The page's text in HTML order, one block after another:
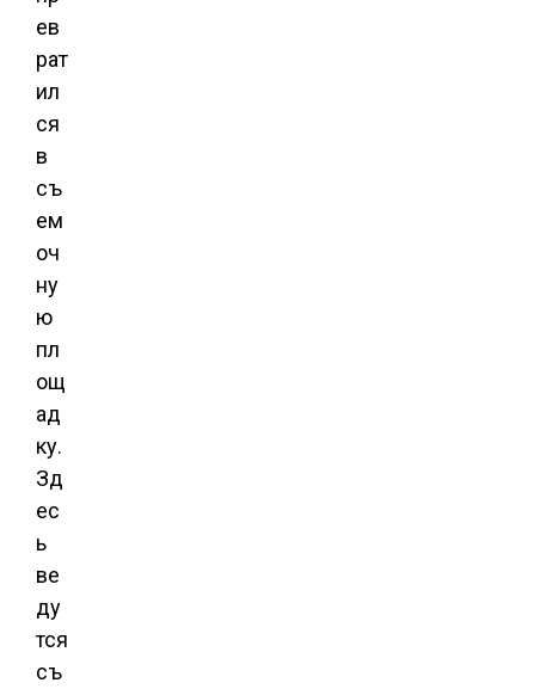
ев
рат
ил
ся
в
съ
ем
оч
ну
ю
пл
ощ
ад
ку.
Зд
ес
ь
ве
ду
тся
съ